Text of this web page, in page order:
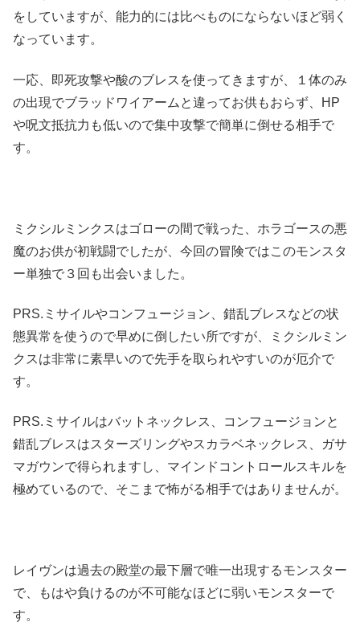
をしていますが、能力的には比べものにならないほど弱く
なっています。
一応、即死攻撃や酸のブレスを使ってきますが、１体のみ
の出現でブラッドワイアームと違ってお供もおらず、HP
や呪文抵抗力も低いので集中攻撃で簡単に倒せる相手で
す。
ミクシルミンクスはゴローの間で戦った、ホラゴースの悪
魔のお供が初戦闘でしたが、今回の冒険ではこのモンスタ
ー単独で３回も出会いました。
PRS.ミサイルやコンフュージョン、錯乱ブレスなどの状
態異常を使うので早めに倒したい所ですが、ミクシルミン
クスは非常に素早いので先手を取られやすいのが厄介で
す。
PRS.ミサイルはバットネックレス、コンフュージョンと
錯乱ブレスはスターズリングやスカラベネックレス、ガサ
マガウンで得られますし、マインドコントロールスキルを
極めているので、そこまで怖がる相手ではありませんが。
レイヴンは過去の殿堂の最下層で唯一出現するモンスター
で、もはや負けるのが不可能なほどに弱いモンスターで
す。